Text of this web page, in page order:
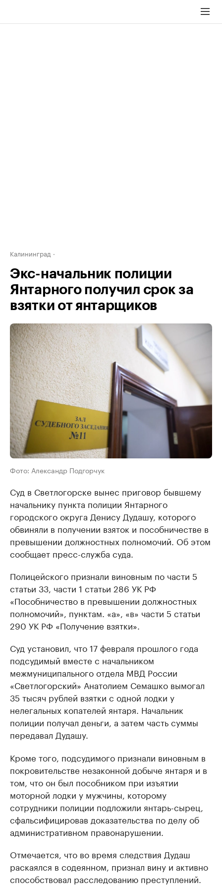
Калининград
Экс-начальник полиции
Янтарного получил срок за
взятки от янтарщиков
Фото: Александр Подгорчук
Суд в Светлогорске вынес приговор бывшему
начальнику пункта полиции Янтарного
городского округа Денису Дудашу, которого
обвиняли в получении взяток и пособничестве в
превышении должностных полномочий. Об этом
сообщает пресс-служба суда.
Полицейского признали виновным по части 5
статьи 33, части 1 статьи 286 УК РФ
«Пособничество в превышении должностных
полномочий», пунктам. «а», «в» части 5 статьи
290 УК РФ «Получение взятки».
Суд установил, что 17 февраля прошлого года
подсудимый вместе с начальником
межмуниципального отдела МВД России
«Светлогорский» Анатолием Семашко вымогал
35 тысяч рублей взятки с одной лодки у
нелегальных копателей янтаря. Начальник
полиции получал деньги, а затем часть суммы
передавал Дудашу.
Кроме того, подсудимого признали виновным в
покровительстве незаконной добыче янтаря и в
том, что он был пособником при изъятии
моторной лодки у мужчины, которому
сотрудники полиции подложили янтарь-сырец,
сфальсифицировав доказательства по делу об
административном правонарушении.
Отмечается, что во время следствия Дудаш
раскаялся в содеянном, признал вину и активно
способствовал расследованию преступлений.